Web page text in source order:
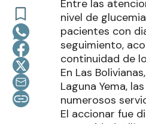
Entre las
nivel de
pacientes con
seguimiento,
continuidad de
En Las
Laguna Yema,
numerosos
El accionar fue